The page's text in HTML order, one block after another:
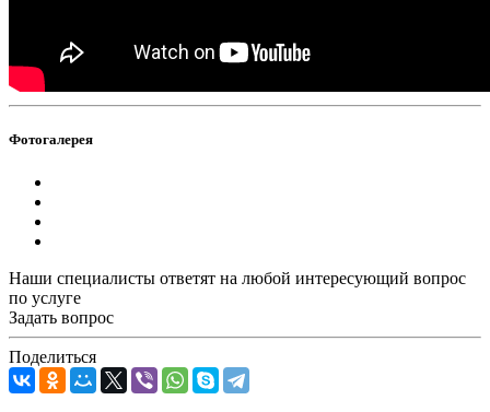
Фотогалерея
Наши специалисты ответят на любой интересующий вопрос
по услуге
Задать вопрос
Поделиться